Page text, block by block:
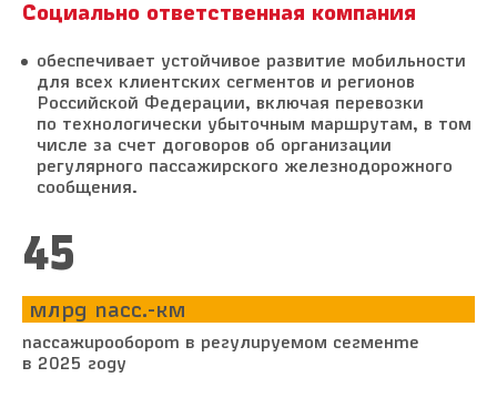
Социально ответственная компания
обеспечивает устойчивое развитие мобильности
для всех клиентских сегментов и регионов
Российской Федерации, включая перевозки
по технологически убыточным маршрутам, в том
числе за счет договоров об организации
регулярного пассажирского железнодорожного
сообщения.
53
млрд пасс.-км
пассажирооборот в регулируемом сегменте
в 2025 году